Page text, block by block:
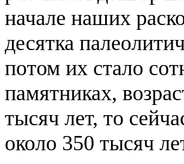
начале наших
десятка
потом их стало
памятниках,
тысяч лет, то
около 350 тысяч